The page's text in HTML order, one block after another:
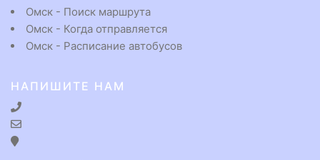
Омск - Поиск маршрута
Омск - Когда отправляется
Омск - Расписание автобусов
НАПИШИТЕ НАМ